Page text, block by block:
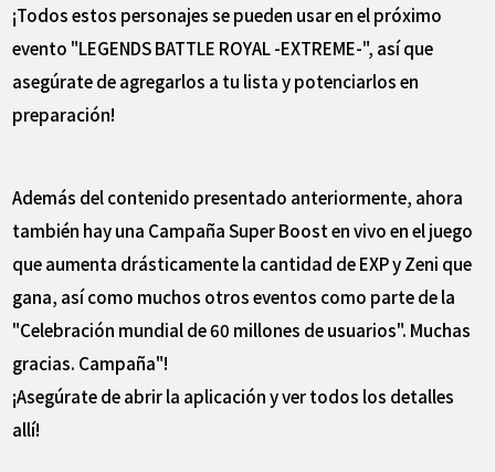
¡Todos estos personajes se pueden usar en el próximo
evento "LEGENDS BATTLE ROYAL -EXTREME-", así que
asegúrate de agregarlos a tu lista y potenciarlos en
preparación!
Además del contenido presentado anteriormente, ahora
también hay una Campaña Super Boost en vivo en el juego
que aumenta drásticamente la cantidad de EXP y Zeni que
gana, así como muchos otros eventos como parte de la
"Celebración mundial de 60 millones de usuarios". Muchas
gracias. Campaña"!
¡Asegúrate de abrir la aplicación y ver todos los detalles
allí!